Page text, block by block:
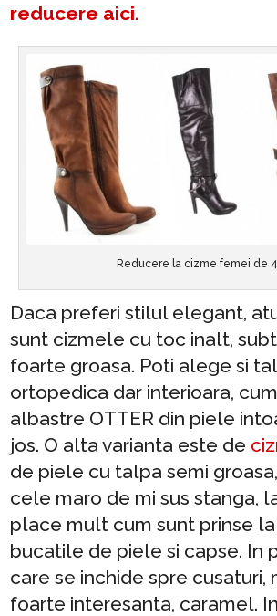
reducere aici.
Reducere la cizme femei de
Daca preferi stilul elegant,
sunt cizmele cu toc inalt,
foarte groasa. Poti alege si
ortopedica dar interioara,
albastre OTTER din piele
jos. O alta varianta este de
de piele cu talpa semi
cele maro de mi sus stanga,
place mult cum sunt prinse
bucatile de piele si capse. In
care se inchide spre cusaturi,
foarte interesanta, caramel.